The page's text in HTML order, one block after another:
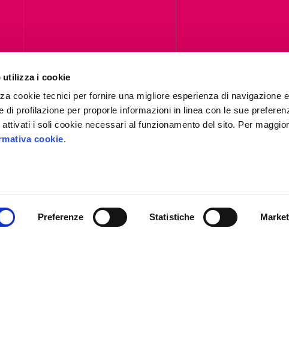
utilizza i cookie
cookie tecnici per fornire una migliore esperienza di navigazione
di profilazione per proporle informazioni in linea con le sue
attivati i soli cookie necessari al funzionamento del sito. Per
cookie.
Preferenze Statistiche
Venezia Giulia,
Edih
del
Sistema Argo
, modello
Servizi